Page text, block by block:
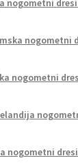
nogometni dresi
nogometni
nogometni
nogometni dresi